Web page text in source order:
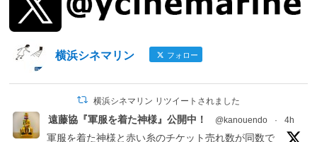
横浜シネマリン フォロー
横浜シネマリン リツイートされました
遠藤協『軍服を着た神様』公開中！ @kanouendo · 4h
軍服を着た神様と赤い糸のチケット売れ数が同数で